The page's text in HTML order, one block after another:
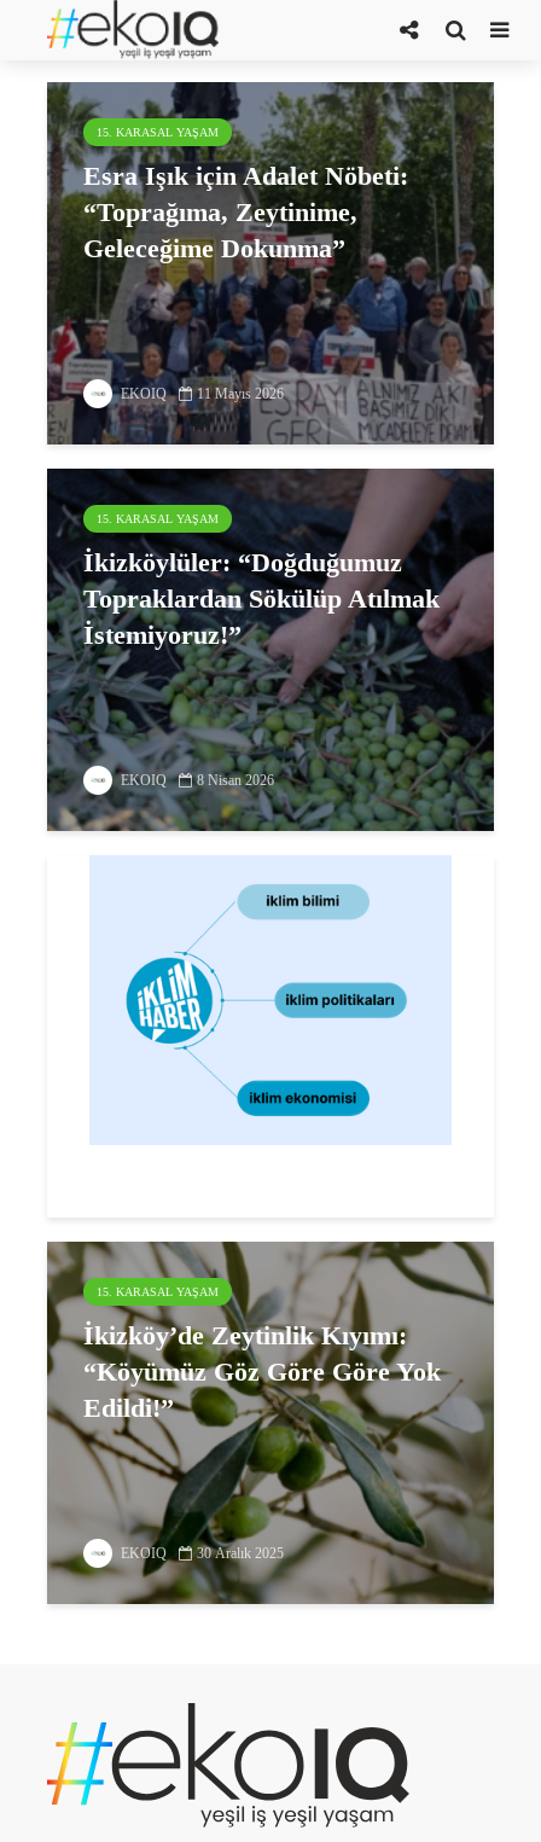
İçtaş
15. KARASAL YAŞAM
Esra Işık için Adalet Nöbeti:
“Toprağıma, Zeytinime,
Geleceğime Dokunma”
EKOIQ 11 Mayıs 2026
15. KARASAL YAŞAM
İkizköylüler: “Doğduğumuz
Topraklardan Sökülüp Atılmak
İstemiyoruz!”
EKOIQ 8 Nisan 2026
15. KARASAL YAŞAM
İkizköy’de Zeytinlik Kıyımı:
“Köyümüz Göz Göre Göre Yok
Edildi!”
EKOIQ 30 Aralık 2025